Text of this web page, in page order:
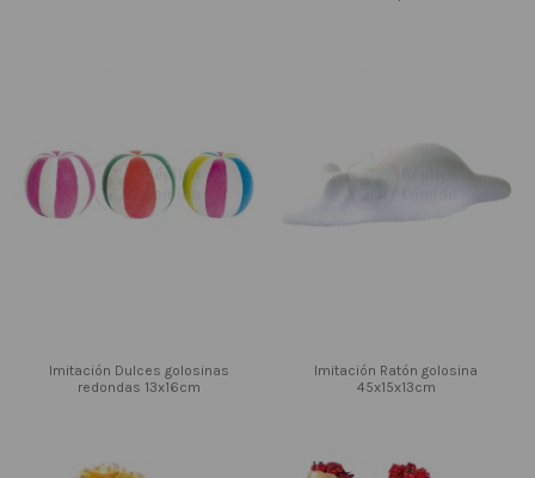
Imitación Dulces golosinas
redondas 13x16cm
Imitación Ratón golosina
45x15x13cm